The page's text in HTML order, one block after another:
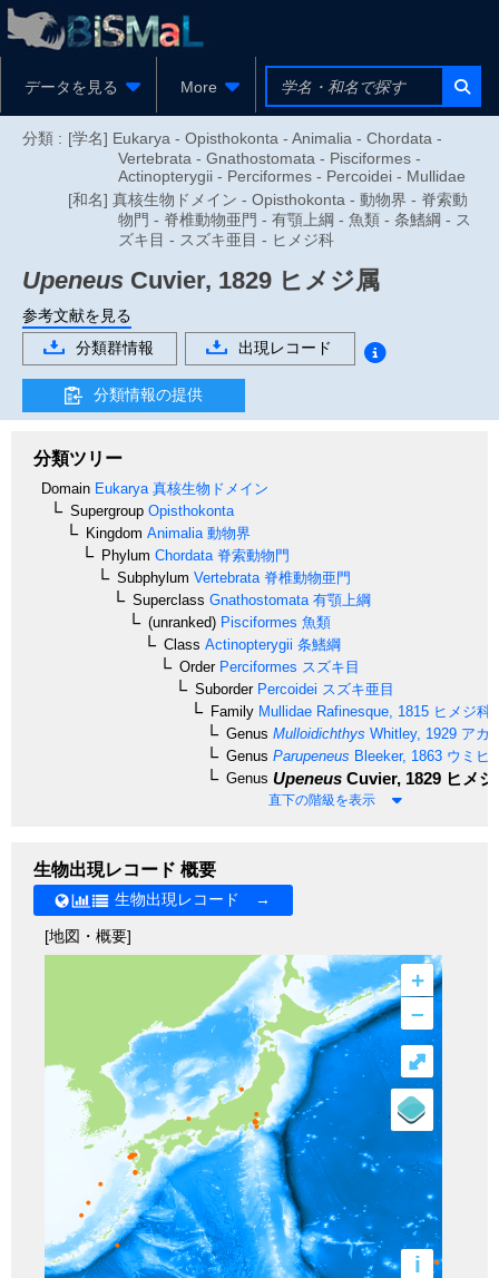
データを見る More
分類 : [学名] Eukarya - Opisthokonta - Animalia - Chordata -
Vertebrata - Gnathostomata - Pisciformes -
Actinopterygii - Perciformes - Percoidei - Mullidae
[和名] 真核生物ドメイン - Opisthokonta - 動物界 - 脊索動
物門 - 脊椎動物亜門 - 有顎上綱 - 魚類 - 条鰭綱 - ス
ズキ目 - スズキ亜目 - ヒメジ科
Upeneus Cuvier, 1829 ヒメジ属
参考文献を見る
分類群情報
出現レコード
分類情報の提供
分類ツリー
Domain Eukarya 真核生物ドメイン
Supergroup Opisthokonta
Kingdom Animalia 動物界
Phylum Chordata 脊索動物門
Subphylum Vertebrata 脊椎動物亜門
Superclass Gnathostomata 有顎上綱
(unranked) Pisciformes 魚類
Class Actinopterygii 条鰭綱
OrderPerciformes スズキ目
SuborderPercoidei スズキ亜目
Family Mullidae Rafinesque, 1815 ヒメジ科
Genus Mulloidichthys Whitley, 1929 アカ
Genus Parupeneus Bleeker, 1863 ウミヒ
Genus Upeneus Cuvier, 1829 ヒメ
直下の階級を表示
生物出現レコード 概要
生物出現レコード →
[地図・概要]
+
–
i
⤢